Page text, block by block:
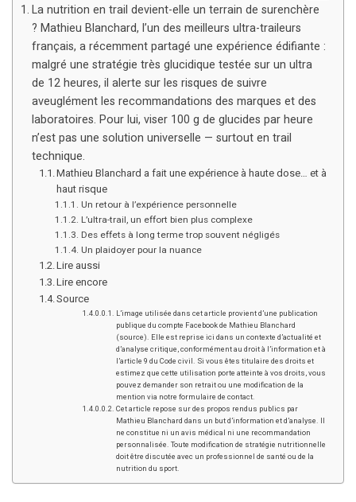
La nutrition en trail devient-elle un terrain de surenchère
? Mathieu Blanchard, l’un des meilleurs ultra-traileurs
français, a récemment partagé une expérience édifiante :
malgré une stratégie très glucidique testée sur un ultra
de 12 heures, il alerte sur les risques de suivre
aveuglément les recommandations des marques et des
laboratoires. Pour lui, viser 100 g de glucides par heure
n’est pas une solution universelle — surtout en trail
technique.
Mathieu Blanchard a fait une expérience à haute dose… et à
haut risque
Un retour à l’expérience personnelle
L’ultra-trail, un effort bien plus complexe
Des effets à long terme trop souvent négligés
Un plaidoyer pour la nuance
Lire aussi
Lire encore
Source
L’image utilisée dans cet article provient d’une publication
publique du compte Facebook de Mathieu Blanchard
(source). Elle est reprise ici dans un contexte d’actualité et
d’analyse critique, conformément au droit à l’information et à
l’article 9 du Code civil. Si vous êtes titulaire des droits et
estimez que cette utilisation porte atteinte à vos droits, vous
pouvez demander son retrait ou une modification de la
mention via notre formulaire de contact.
Cet article repose sur des propos rendus publics par
Mathieu Blanchard dans un but d’information et d’analyse. Il
ne constitue ni un avis médical ni une recommandation
personnalisée. Toute modification de stratégie nutritionnelle
doit être discutée avec un professionnel de santé ou de la
nutrition du sport.